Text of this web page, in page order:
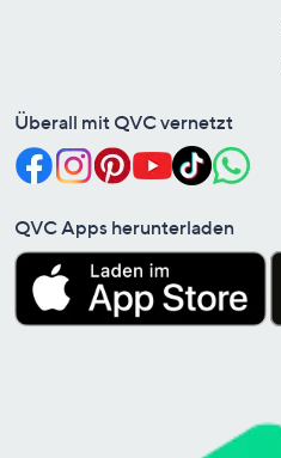
Überall mit QVC vernetzt
QVC Apps herunterladen